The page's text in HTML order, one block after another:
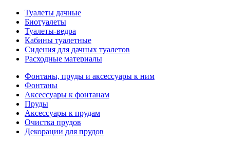
Туалеты дачные
Биотуалеты
Туалеты-ведра
Кабины туалетные
Сидения для дачных туалетов
Расходные материалы
Фонтаны, пруды и аксессуары к ним
Фонтаны
Аксессуары к фонтанам
Пруды
Аксессуары к прудам
Очистка прудов
Декорации для прудов